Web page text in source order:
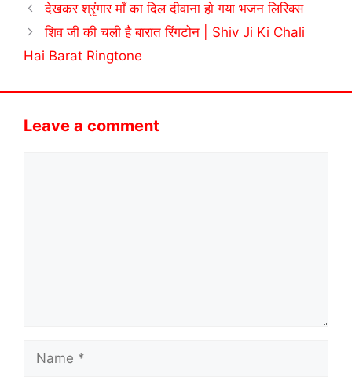
देखकर श्रृंगार माँ का दिल दीवाना हो गया भजन लिरिक्स
शिव जी की चली है बारात रिंगटोन | Shiv Ji Ki Chali
Hai Barat Ringtone
Leave a comment
Name